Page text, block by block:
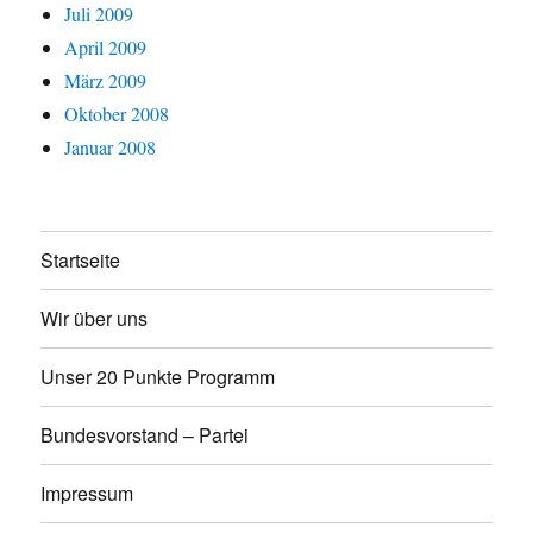
Juli 2009
April 2009
März 2009
Oktober 2008
Januar 2008
Startseite
Wir über uns
Unser 20 Punkte Programm
Bundesvorstand – Partei
Impressum